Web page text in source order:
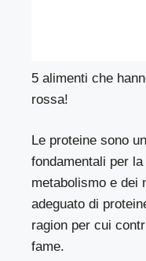
5 alimenti che
rossa!
Le proteine ​​sono
fondamentali per la
metabolismo e dei
adeguato di
ragion per cui
fame.